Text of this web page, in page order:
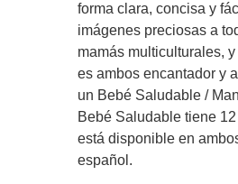
forma clara, concisa y
imágenes preciosas a
mamás multiculturales,
es ambos encantador y
un Bebé Saludable /
Bebé Saludable tiene
está disponible en
español.